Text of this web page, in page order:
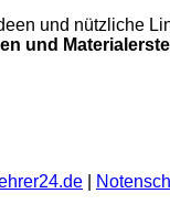
und nützliche
und